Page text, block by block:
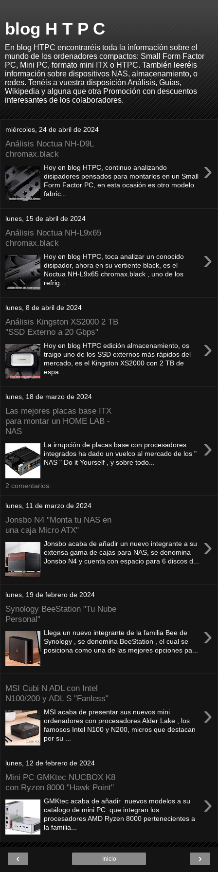
blog H T P C
En blog HTPC encontraréis toda la información sobre el
mundo de los ordenadores compactos: Small Form Factor
PC, Mini PC, formato mini ITX o HTPC. También leeréis
información sobre dispositivos NAS, almacenamiento, o
redes. Tenéis a vuestra disposición Análisis, Guías,
Wikipedia y alguna que otra Promoción con descuentos
interesantes de los colaboradores.
miércoles, 24 de abril de 2024
Análisis Noctua NH-D9L
chromax.black
›
Hoy en blog HTPC, continuo analizando
disipadores pensados para montarlos en un Small
Form Factor PC, en esta ocasión es otro modelo
fabric...
lunes, 15 de abril de 2024
Análisis Noctua NH-L9x65
chromax.black
›
Hoy en blog HTPC, toca analizar un conocido
disipador, ahora en su vertiente black, es el
Noctua NH-L9x65 chromax.black , uno de los
refrig...
lunes, 8 de abril de 2024
Análisis Kingston XS2000 2 TB
"SSD Externo a 20 Gbps"
›
Hoy en blog HTPC edición almacenamiento, os
traigo uno de los SSD externos más rápidos del
mercado, es el Kingston XS2000 con 2 TB de
espa...
lunes, 18 de marzo de 2024
Las mejores placas base ITX
para montar un HOME LAB -
NAS
›
La irrupción de placas base con procesadores
integrados ha dado un vuelco al mercado de los "
NAS " Do it Yourself , y sobre todo...
2 comentarios:
lunes, 11 de marzo de 2024
Jonsbo N4 "Monta tu NAS en
una caja Micro ATX"
›
Jonsbo acaba de añadir un nuevo integrante a su
extensa gama de cajas para NAS, se denomina
Jonsbo N4 y cuenta con espacio para 6 discos d...
lunes, 19 de febrero de 2024
Synology BeeStation "Tu Nube
Personal"
›
Llega un nuevo integrante de la familia Bee de
Synology , se denomina BeeStation , el cual se
posiciona como una de las mejores opciones pa...
MSI Cubi N ADL con Intel
N100/200 y ADL S "Fanless"
›
MSI acaba de presentar sus nuevos mini
ordenadores con procesadores Alder Lake , los
famosos Intel N100 y N200, micros que destacan
por su ...
lunes, 12 de febrero de 2024
Mini PC GMKtec NUCBOX K8
con Ryzen 8000 "Hawk Point"
›
GMKtec acaba de añadir nuevos modelos a su
catálogo de mini PC que integran los
procesadores AMD Ryzen 8000 pertenecientes a
la familia...
‹ ›
Inicio